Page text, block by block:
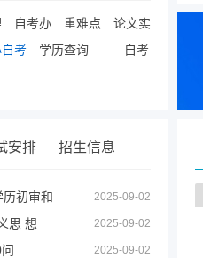
自考办 重难点
论文实
考 学历查询
自考
安排 招生信息
2025-09-02
初审和
2025-09-02
思 想
2025-09-02